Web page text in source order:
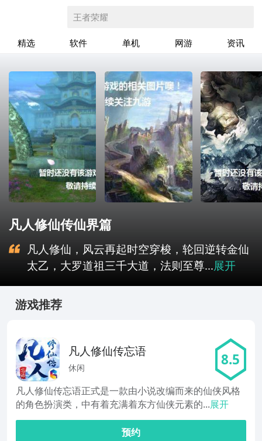
王者荣耀
精选 软件 单机 网游 资讯
凡人修仙传仙界篇
凡人修仙，风云再起时空穿梭，轮回逆转金仙
太乙，大罗道祖三千大道，法则至尊...展开
游戏推荐
凡人修仙传忘语
休闲 8.5
凡人修仙传忘语正式是一款由小说改编而来的仙侠风格
的角色扮演类，中有着充满着东方仙侠元素的...展开
预约